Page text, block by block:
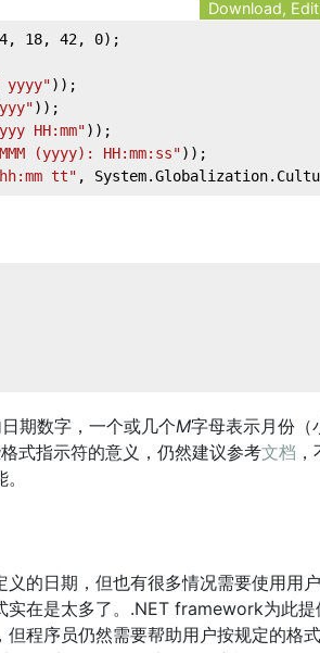
Download,
, 18, 42, 0);
yyyy"));
));
HH:mm"));
(yyyy): HH:mm:ss"));
tt" ,
期数字，一个或几个M字母表示月份（
式指示符的意义，仍然建议参考文档
的日期，但也有很多情况需要使用用
在是太多了。.NET framework为此
程序员仍然需要帮助用户按规定的格